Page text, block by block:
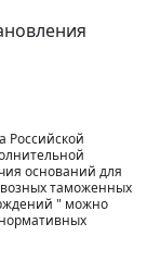
Российской
оснований для
таможенных
" можно